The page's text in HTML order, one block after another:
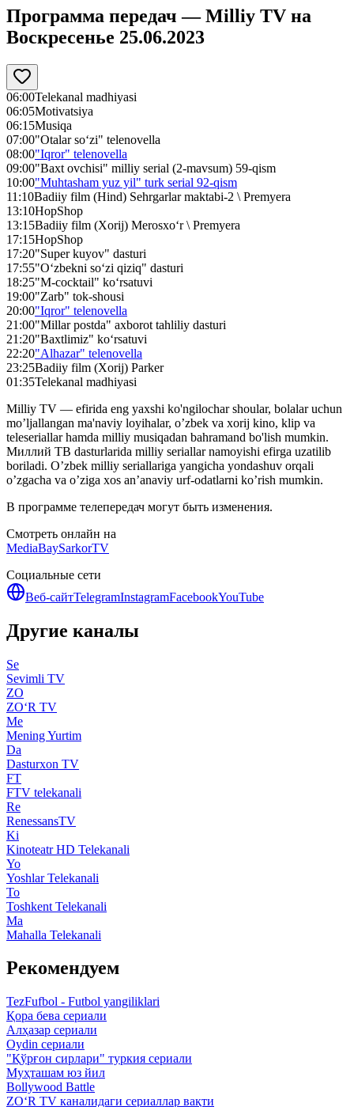
Программа передач —Milliy TV на
Воскресенье 25.06.2023
06:00Telekanal madhiyasi
06:05Motivatsiya
06:15Musiqa
07:00"Otalar so‘zi" telenovella
08:00"Iqror" telenovella
09:00"Baxt ovchisi" milliy serial (2-mavsum) 59-qism
10:00"Muhtasham yuz yil" turk serial 92-qism
11:10Badiiy film (Hind) Sehrgarlar maktabi-2 \ Premyera
13:10HopShop
13:15Badiiy film (Xorij) Merosxo‘r \ Premyera
17:15HopShop
17:20"Super kuyov" dasturi
17:55"O‘zbekni so‘zi qiziq" dasturi
18:25"M-cocktail" ko‘rsatuvi
19:00"Zarb" tok-shousi
20:00"Iqror" telenovella
21:00"Millar postda" axborot tahliliy dasturi
21:20"Baxtlimiz" ko‘rsatuvi
22:20"Alhazar" telenovella
23:25Badiiy film (Xorij) Parker
01:35Telekanal madhiyasi
Milliy TV — efirida eng yaxshi ko'ngilochar shoular, bolalar uchun
mo’ljallangan ma'naviy loyihalar, o’zbek va xorij kino, klip va
teleseriallar hamda milliy musiqadan bahramand bo'lish mumkin.
Миллий ТВ dasturlarida milliy seriallar namoyishi efirga uzatilib
boriladi. O’zbek milliy seriallariga yangicha yondashuv orqali
o’zgacha va o’ziga xos an’anaviy urf-odatlarni ko’rish mumkin.
В программе телепередач могут быть изменения.
Смотреть онлайн на
MediaBaySarkorTV
Социальные сети
Веб-сайтTelegramInstagramFacebookYouTube
Другие каналы
Se
Sevimli TV
ZO
ZO‘R TV
Me
Mening Yurtim
Da
Dasturxon TV
FT
FTV telekanali
Re
RenessansTV
Ki
Kinoteatr HD Telekanali
Yo
Yoshlar Telekanali
To
Toshkent Telekanali
Ma
Mahalla Telekanali
Рекомендуем
TezFufbol - Futbol yangiliklari
Қора бева сериали
Алҳазар сериали
Oydin сериали
"Қўрғон сирлари" туркия сериали
Муҳташам юз йил
Bollywood Battle
ZO‘R TV каналидаги сериаллар вақти